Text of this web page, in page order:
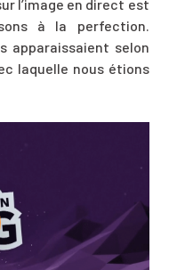
l’image en direct est
à la perfection.
apparaissaient selon
laquelle nous étions